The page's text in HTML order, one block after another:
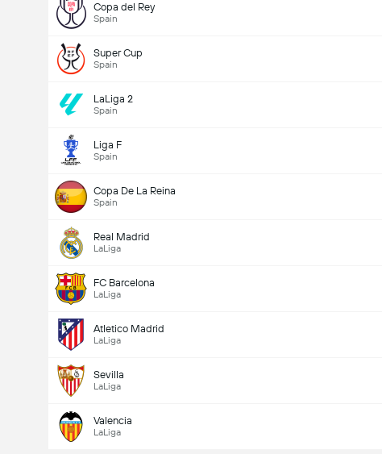
Copa del Rey
Spain
Super Cup
Spain
LaLiga 2
Spain
Liga F
Spain
Copa De La Reina
Spain
Real Madrid
LaLiga
FC Barcelona
LaLiga
Atletico Madrid
LaLiga
Sevilla
LaLiga
Valencia
LaLiga